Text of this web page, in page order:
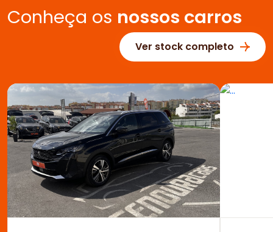
Conheça os nossos carros
Ver stock completo